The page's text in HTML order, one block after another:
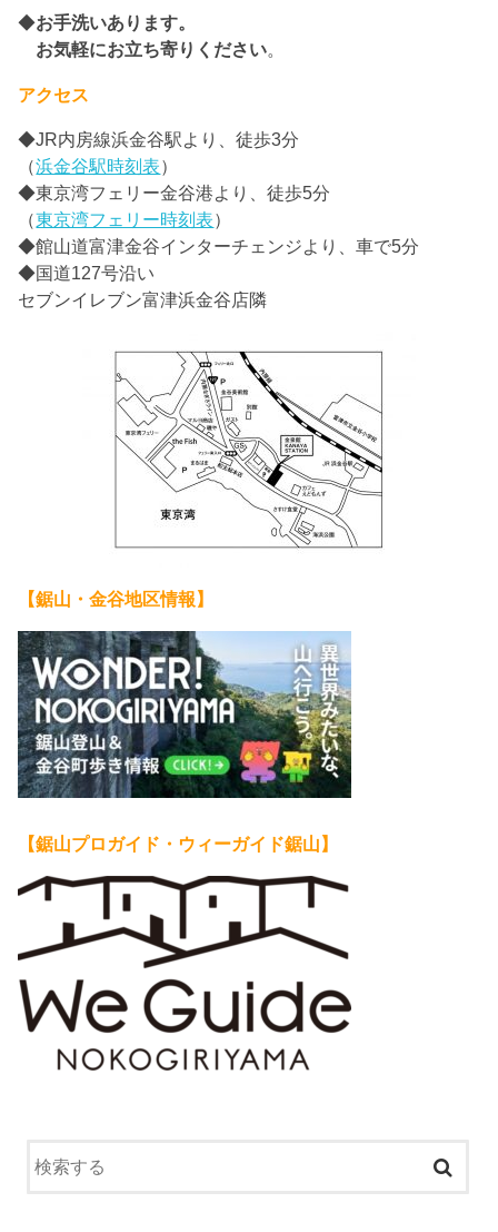
◆お手洗いあります。
お気軽にお立ち寄りください。
アクセス
◆JR内房線浜金谷駅より、徒歩3分
（浜金谷駅時刻表）
◆東京湾フェリー金谷港より、徒歩5分
（東京湾フェリー時刻表）
◆館山道富津金谷インターチェンジより、車で5分
◆国道127号沿い
セブンイレブン富津浜金谷店隣
【鋸山・金谷地区情報】
【鋸山プロガイド・ウィーガイド鋸山】